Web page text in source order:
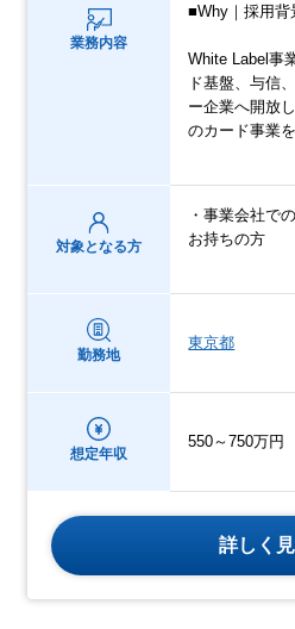
業務内容
■Why｜採用背
White Label事
ド基盤、与信
ー企業へ開放
のカード事業
対象となる方
・事業会社で
お持ちの方
勤務地
東京都
想定年収
550～750万円
詳しく